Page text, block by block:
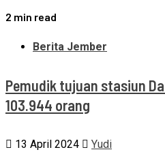
2 min read
Berita Jember
Pemudik tujuan stasiun
103.944 orang
13 April 2024 Yudi